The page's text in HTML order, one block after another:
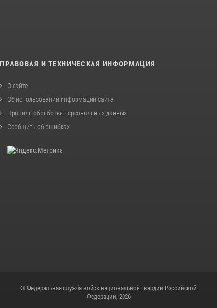
ПРАВОВАЯ И ТЕХНИЧЕСКАЯ ИНФОРМАЦИЯ
О сайте
Об использовании информации сайта
Правила обработки персональных данных
Сообщить об ошибках
© Федеральная служба войск национальной гвардии Российской
Федерации, 2026